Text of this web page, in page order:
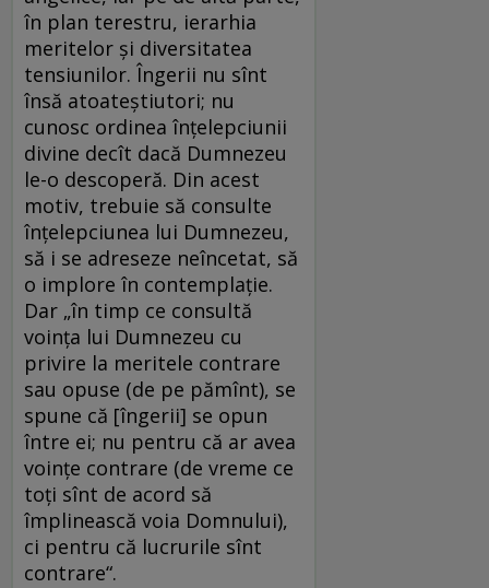
în plan terestru, ierarhia
meritelor şi diversitatea
tensiunilor. Îngerii nu sînt
însă atoateştiutori; nu
cunosc ordinea înţelepciunii
divine decît dacă Dumnezeu
le-o descoperă. Din acest
motiv, trebuie să consulte
înţelepciunea lui Dumnezeu,
să i se adreseze neîncetat, să
o implore în contemplaţie.
Dar „în timp ce consultă
voinţa lui Dumnezeu cu
privire la meritele contrare
sau opuse (de pe pămînt), se
spune că [îngerii] se opun
între ei; nu pentru că ar avea
voinţe contrare (de vreme ce
toţi sînt de acord să
împlinească voia Domnului),
ci pentru că lucrurile sînt
contrare“.